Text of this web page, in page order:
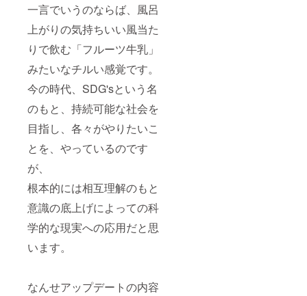
一言でいうのならば、風呂
上がりの気持ちいい風当た
りで飲む「フルーツ牛乳」
みたいなチルい感覚です。
今の時代、SDG'sという名
のもと、持続可能な社会を
目指し、各々がやりたいこ
とを、やっているのです
が、
根本的には相互理解のもと
意識の底上げによっての科
学的な現実への応用だと思
います。
なんせアップデートの内容